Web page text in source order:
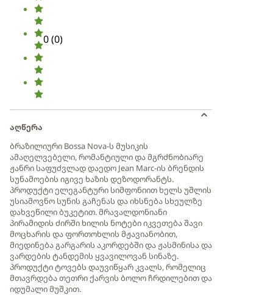
0(0)
აღწერა
ბრაზილიური Bossa Nova-ს მუსიკის
ამაღელვებელი, რომანტიული და მგრძნობიარე
ჟანრი საფუძვლად დაედო Jean Marc-ის ბრენდის
სუნამოების იგივე ხაზის დეზოდორანტს.
პროდუქტი ელეგანტური სიმფონიით ხელს უშლის
უსიამოვნო სუნის გაჩენას და იხსნება სხეულზე
დახვეწილი ბუკეტით. მრავალდონიანი
პირამიდის ძირში ხილის ნოტები იკვეთება შავი
მოცხარის და ფორთოხლის მჟავიანობით,
მიედინება გარგარის აკორდებში და ჟასმინისა და
ვარდების ტანდემის ყვავილოვან სინაზე.
პროდუქტი ტოვებს დაუვიწყარ კვალს, რომელიც
მთავრდება თეთრი ქარვის ბოლო ჩრდილებით და
იდუმალი მუშკით.